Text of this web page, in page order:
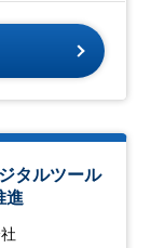
タルツール
進